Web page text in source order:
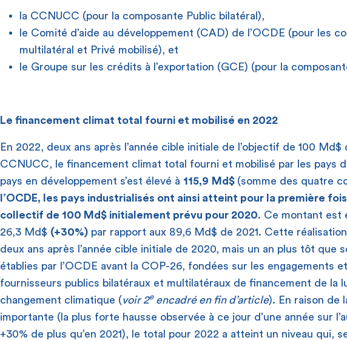
la CCNUCC (pour la composante Public bilatéral),
le Comité d’aide au développement (CAD) de l’OCDE (pour les
multilatéral et Privé mobilisé), et
le Groupe sur les crédits à l’exportation (GCE) (pour la
Le financement climat total fourni et mobilisé en 2022
En 2022, deux ans après l’année cible initiale de l’objectif de 100
CCNUCC, le financement climat total fourni et mobilisé par les pays
pays en développement s’est élevé à 115,9 Md$ (somme des quatre
l’OCDE, les pays industrialisés ont ainsi atteint pour la première
collectif de 100 Md$ initialement prévu pour 2020. Ce montant est
26,3 Md$ (+30%) par rapport aux 89,6 Md$ de 2021. Cette
deux ans après l’année cible initiale de 2020, mais un an plus tôt que
établies par l’OCDE avant la COP-26, fondées sur les engagements
fournisseurs publics bilatéraux et multilatéraux de financement de la
changement climatique (voir 2eencadré en fin d’article). En raison de
importante (la plus forte hausse observée à ce jour d’une année sur
+30% de plus qu’en 2021), le total pour 2022 a atteint un niveau qui,